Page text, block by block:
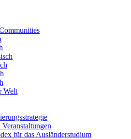
Welt
für das Ausländerstudium